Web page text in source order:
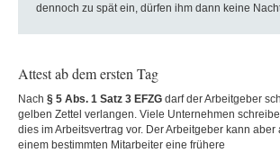
dennoch zu spät ein, dürfen ihm dann keine
Attest ab dem ersten Tag
Nach § 5 Abs. 1 Satz 3 EFZG darf der Arbeitgeber
gelben Zettel verlangen. Viele Unternehmen
dies im Arbeitsvertrag vor. Der Arbeitgeber kann
einem bestimmten Mitarbeiter eine frühere